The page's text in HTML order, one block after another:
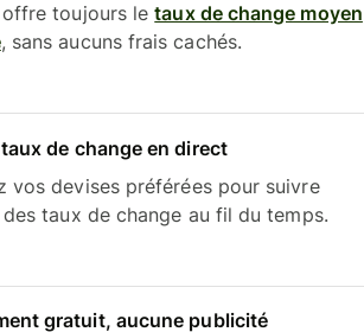
offre toujours letaux de change moyen
, sans aucuns frais cachés.
de change en direct
vos devises préférées pour suivre
taux de change au fil du temps.
gratuit, aucune publicité